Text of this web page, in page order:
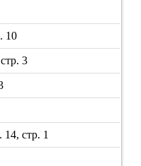
10
3
стр. 1